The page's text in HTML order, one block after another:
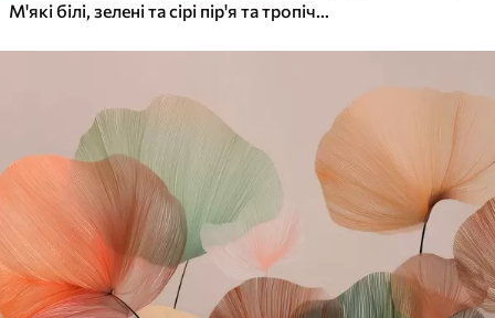
М'які білі, зелені та сірі пір'я та тропічні листя плавають на світлому фоні